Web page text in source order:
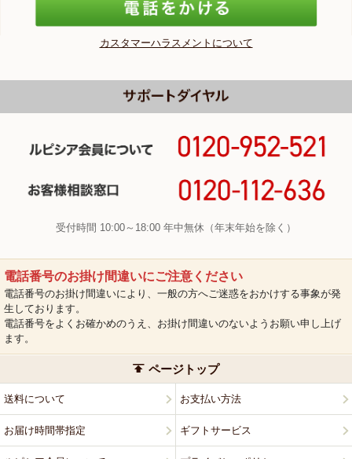
カスタマーハラスメントについて
受付時間 10:00～18:00 年中無休（年末年始を除く）
電話番号のお掛け間違いにご注意ください
電話番号のお掛け間違いにより、一般の方へご迷惑をおかけする事象が発
生しております。
電話番号をよくお確かめのうえ、お掛け間違いのないようお願い申し上げ
ます。
ページトップ
送料について お支払い方法
お届け時間帯指定 ギフトサービス